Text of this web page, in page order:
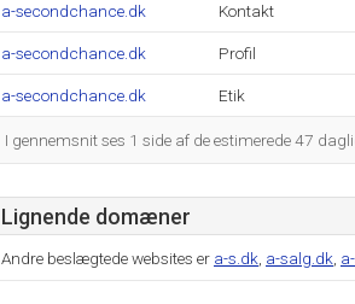
a-secondchance.dk Kontakt
a-secondchance.dk Profil
a-secondchance.dk Etik
I gennemsnit ses 1 side af de estimerede 47
Lignende domæner
Andre beslægtede websites er a-s.dk a-salg.dk